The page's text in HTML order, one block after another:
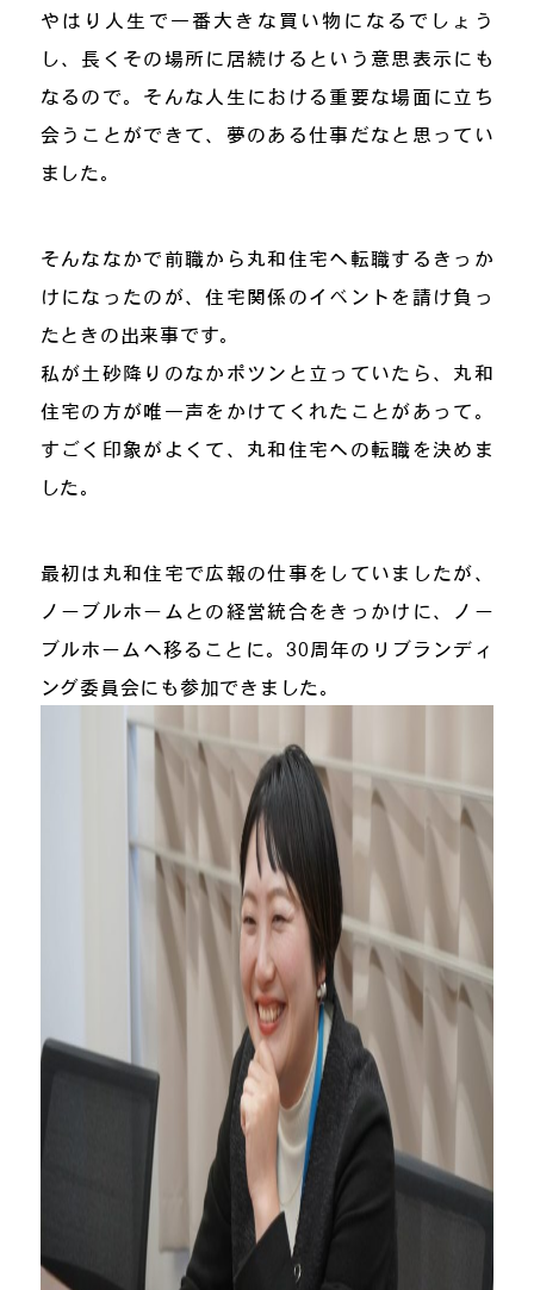
やはり人生で一番大きな買い物になるでしょう
し、長くその場所に居続けるという意思表示にも
なるので。そんな人生における重要な場面に立ち
会うことができて、夢のある仕事だなと思ってい
ました。
そんななかで前職から丸和住宅へ転職するきっか
けになったのが、住宅関係のイベントを請け負っ
たときの出来事です。
私が土砂降りのなかポツンと立っていたら、丸和
住宅の方が唯一声をかけてくれたことがあって。
すごく印象がよくて、丸和住宅への転職を決めま
した。
最初は丸和住宅で広報の仕事をしていましたが、
ノーブルホームとの経営統合をきっかけに、ノー
ブルホームへ移ることに。30周年のリブランディ
ング委員会にも参加できました。